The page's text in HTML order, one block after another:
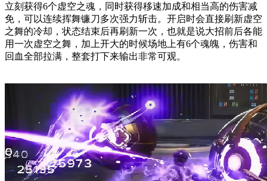
立刻获得6个虚空之魂，同时获得移速加成和相当高的伤害减
免，可以连续挥舞镰刀多次强力斩击。开启时会直接刷新虚空
之舞的冷却，状态结束后再刷新一次，也就是说大招前后各能
用一次虚空之舞，加上开大的时候场地上有6个魂魄，伤害和
回血全部拉满，整套打下来输出非常可观。